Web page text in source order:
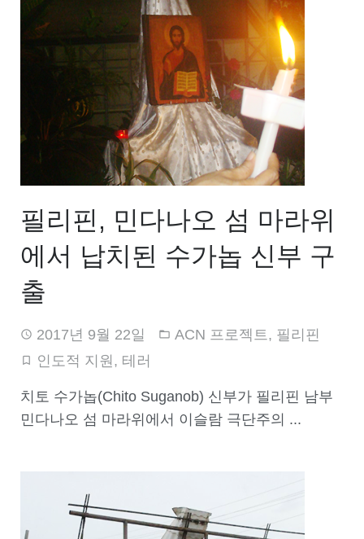
필리핀, 민다나오 섬 마라위
에서 납치된 수가놉 신부 구
출
2017년 9월 22일 ACN 프로젝트, 필리핀
인도적 지원 , 테러
치토 수가놉(Chito Suganob) 신부가 필리핀 남부
민다나오 섬 마라위에서 이슬람 극단주의 ...